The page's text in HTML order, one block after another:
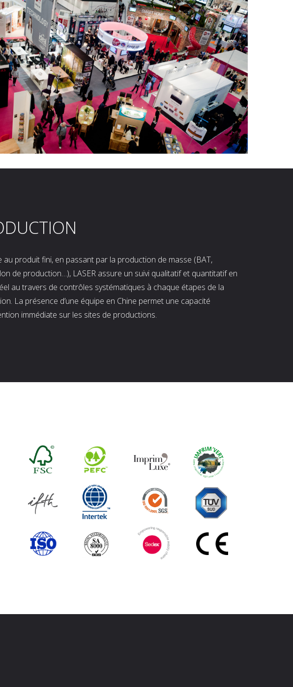
au produit fini, en passant par la production de masse (BAT,
de production…), LASER assure un suivi qualitatif et quantitatif en
au travers de contrôles systématiques à chaque étapes de la
La présence d’une équipe en Chine permet une capacité
immédiate sur les sites de productions.